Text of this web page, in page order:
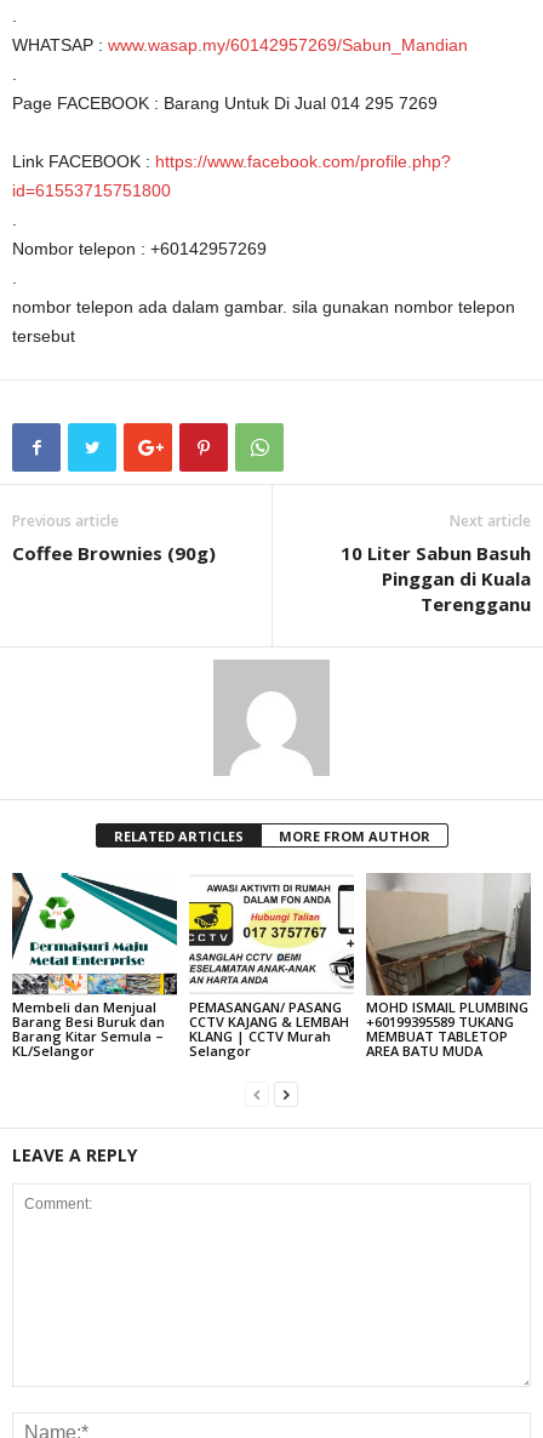
WHATSAP : www.wasap.my/60142957269/Sabun_Mandian
Page FACEBOOK : Barang Untuk Di Jual 014 295 7269
Link FACEBOOK : https://www.facebook.com/profile.php?
id=61553715751800
Nombor telepon : +60142957269
nombor telepon ada dalam gambar. sila gunakan nombor telepon
tersebut
Previous article
Coffee Brownies (90g)
Next article
10 Liter Sabun Basuh
Pinggan di Kuala
Terengganu
RELATED ARTICLES MORE FROM AUTHOR
Membeli dan Menjual
Barang Besi Buruk dan
Barang Kitar Semula –
KL/Selangor
PEMASANGAN/ PASANG
CCTV KAJANG & LEMBAH
KLANG | CCTV Murah
Selangor
MOHD ISMAIL PLUMBING
+60199395589 TUKANG
MEMBUAT TABLETOP
AREA BATU MUDA
LEAVE A REPLY